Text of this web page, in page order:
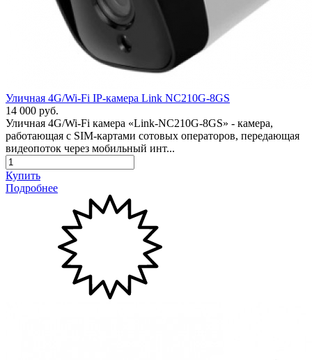
Уличная 4G/Wi-Fi IP-камера Link NC210G-8GS
14 000 руб.
Уличная 4G/Wi-Fi камера «Link-NC210G-8GS» - камера,
работающая с SIM-картами сотовых операторов, передающая
видеопоток через мобильный инт...
Купить
Подробнее